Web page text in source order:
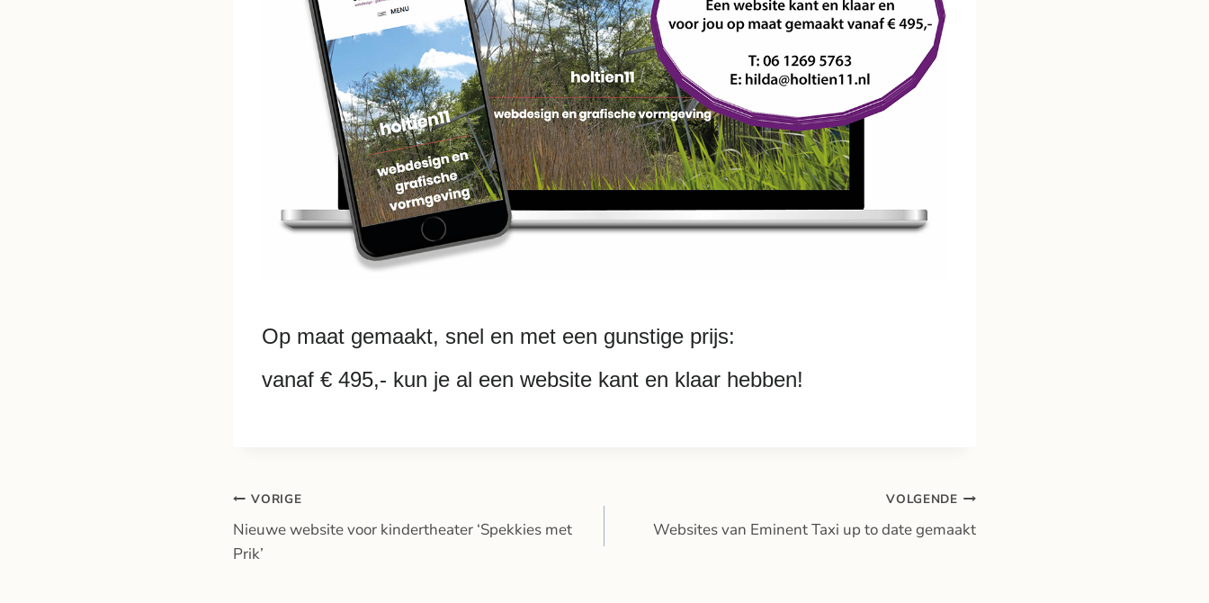
Op maat gemaakt, snel en met een gunstige prijs:
vanaf € 495,- kun je al een website kant en klaar hebben!
Bericht
navigatie
VORIGE
Nieuwe website voor kindertheater ‘Spekkies met
Prik’
VOLGENDE
Websites van Eminent Taxi up to date gemaakt